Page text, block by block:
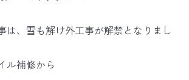
は、雪も解け外工事が解禁となりまし
ル補修から